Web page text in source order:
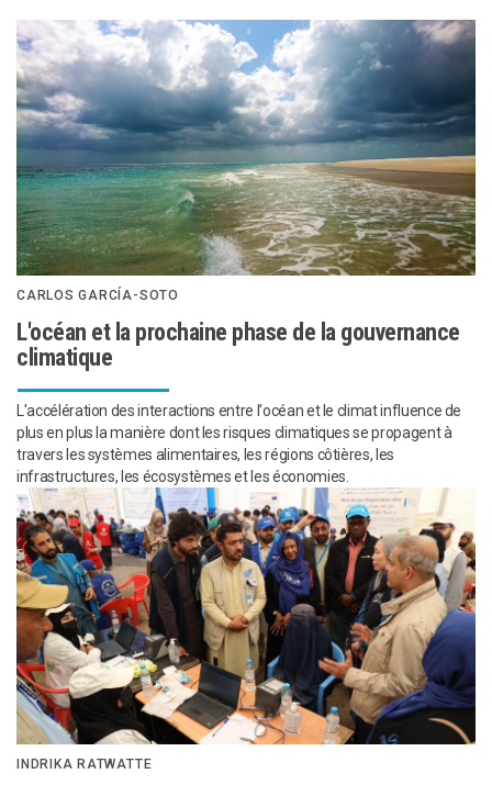
CARLOS GARCÍA-SOTO
L'océan et la prochaine phase de la gouvernance
climatique
L'accélération des interactions entre l'océan et le climat influence de
plus en plus la manière dont les risques climatiques se propagent à
travers les systèmes alimentaires, les régions côtières, les
infrastructures, les écosystèmes et les économies.
INDRIKA RATWATTE